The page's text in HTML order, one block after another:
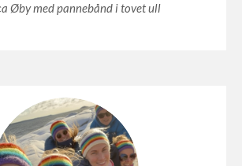
Øby med pannebånd i tovet ull